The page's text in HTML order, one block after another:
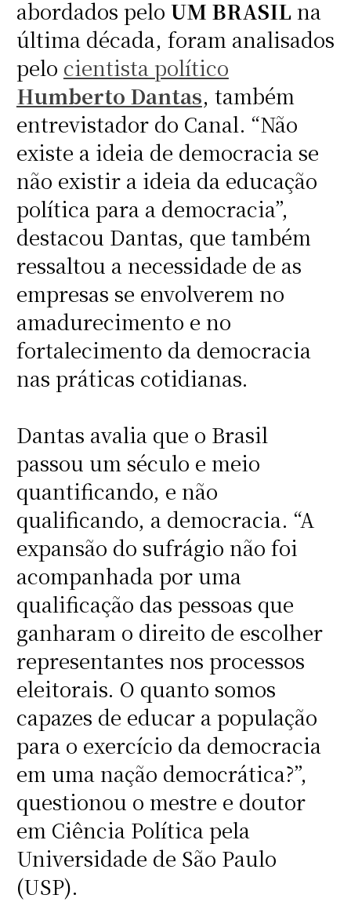
abordados pelo UM BRASIL na
última década, foram analisados
pelo cientista político
Humberto Dantas, também
entrevistador do Canal. “Não
existe a ideia de democracia se
não existir a ideia da educação
política para a democracia”,
destacou Dantas, que também
ressaltou a necessidade de as
empresas se envolverem no
amadurecimento e no
fortalecimento da democracia
nas práticas cotidianas.
Dantas avalia que o Brasil
passou um século e meio
quantificando, e não
qualificando, a democracia. “A
expansão do sufrágio não foi
acompanhada por uma
qualificação das pessoas que
ganharam o direito de escolher
representantes nos processos
eleitorais. O quanto somos
capazes de educar a população
para o exercício da democracia
em uma nação democrática?”,
questionou o mestre e doutor
em Ciência Política pela
Universidade de São Paulo
(USP).